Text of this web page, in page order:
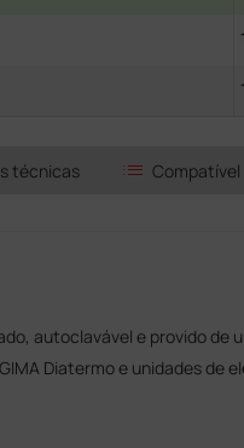
técnicas list Compatível
autoclavável e provido de
Diatermo e unidades de